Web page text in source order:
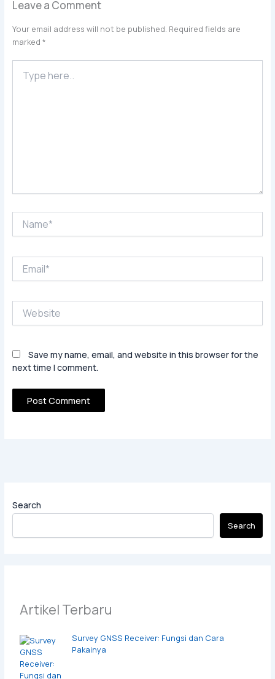
Search
Search
Artikel Terbaru
Survey GNSS Receiver: Fungsi dan Cara
Pakainya
Leave a Comment
Your email address will not be published. Required fields are
marked *
here..
Save my name, email, and website in this browser for the
next time I comment.